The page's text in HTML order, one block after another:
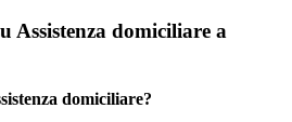
Assistenza domiciliare a
domiciliare?